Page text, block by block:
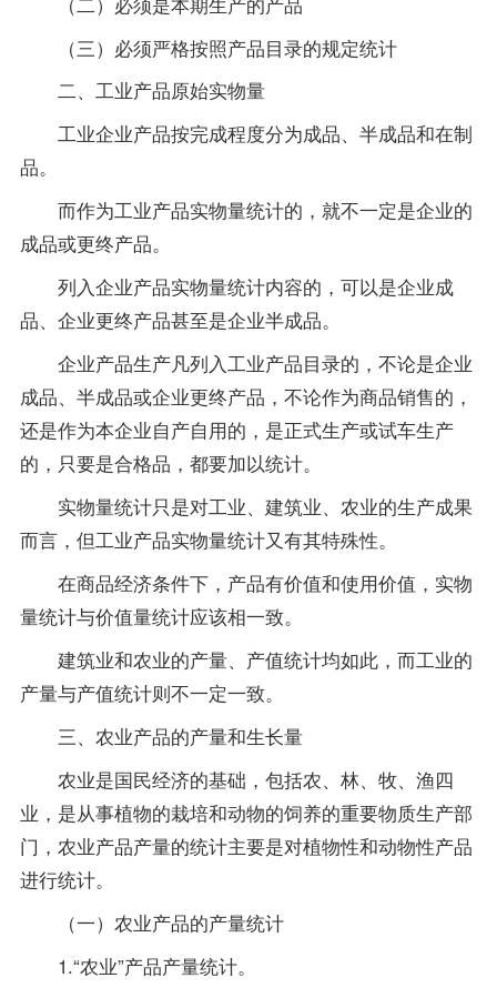
（三）必须严格按照产品目录的规定统计
二、工业产品原始实物量
工业企业产品按完成程度分为成品、半成品和在制
品。
而作为工业产品实物量统计的，就不一定是企业的
成品或更终产品。
列入企业产品实物量统计内容的，可以是企业成
品、企业更终产品甚至是企业半成品。
企业产品生产凡列入工业产品目录的，不论是企业
成品、半成品或企业更终产品，不论作为商品销售的，
还是作为本企业自产自用的，是正式生产或试车生产
的，只要是合格品，都要加以统计。
实物量统计只是对工业、建筑业、农业的生产成果
而言，但工业产品实物量统计又有其特殊性。
在商品经济条件下，产品有价值和使用价值，实物
量统计与价值量统计应该相一致。
建筑业和农业的产量、产值统计均如此，而工业的
产量与产值统计则不一定一致。
三、农业产品的产量和生长量
农业是国民经济的基础，包括农、林、牧、渔四
业，是从事植物的栽培和动物的饲养的重要物质生产部
门，农业产品产量的统计主要是对植物性和动物性产品
进行统计。
（一）农业产品的产量统计
1.“农业”产品产量统计。